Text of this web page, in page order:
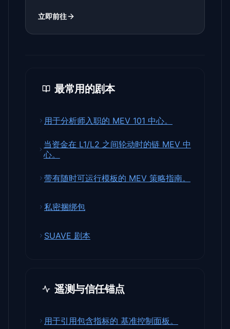
立即前往
最常用的剧本
用于分析师入职的 MEV 101 中心。
当资金在 L1/L2 之间轮动时的链 MEV 中
心。
带有随时可运行模板的 MEV 策略指南。
私密捆绑包
SUAVE 剧本
遥测与信任锚点
用于引用包含指标的 基准控制面板。